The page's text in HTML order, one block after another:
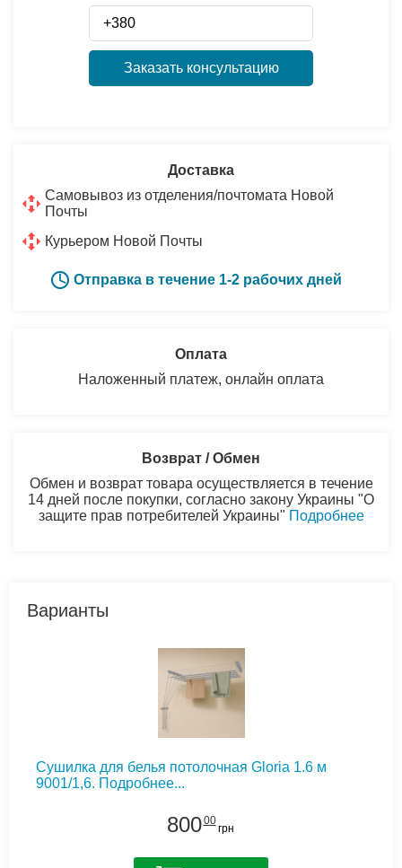
Заказать консультацию
Доставка
Самовывоз из отделения/почтомата Новой
Почты
Курьером Новой Почты
Отправка в течение 1-2 рабочих дней
Оплата
Наложенный платеж, онлайн оплата
Возврат / Обмен
Обмен и возврат товара осуществляется в течение
14 дней после покупки, согласно закону Украины "О
защите прав потребителей Украины" Подробнее
Варианты
Сушилка для белья потолочная Gloria 1.6 м
9001/1,6. Подробнее...
80000
грн